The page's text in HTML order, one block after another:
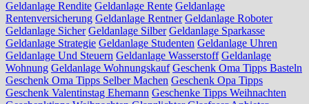
Geldanlage Rendite Geldanlage Rente Geldanlage
Rentenversicherung Geldanlage Rentner Geldanlage Roboter
Geldanlage Sicher Geldanlage Silber Geldanlage Sparkasse
Geldanlage Strategie Geldanlage Studenten Geldanlage Uhren
Geldanlage Und Steuern Geldanlage Wasserstoff Geldanlage
Wohnung Geldanlage Wohnungskauf Geschenk Oma Tipps Basteln
Geschenk Oma Tipps Selber Machen Geschenk Opa Tipps
Geschenk Valentinstag Ehemann Geschenke Tipps Weihnachten